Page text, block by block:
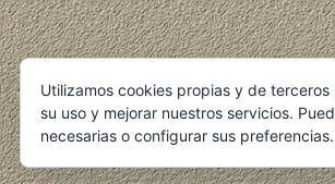
Utilizamos cookies propias y de
su uso y mejorar nuestros servicios.
necesarias o configurar sus preferencias.